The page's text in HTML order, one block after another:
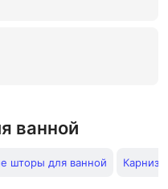
ванной
шторы для ванной